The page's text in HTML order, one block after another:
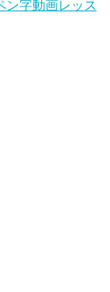
ン字動画レッス